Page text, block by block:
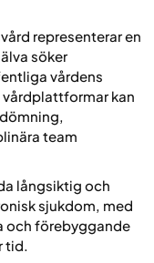
representerar en
söker
vårdens
kan
team
långsiktig och
sjukdom, med
och förebyggande
tid.